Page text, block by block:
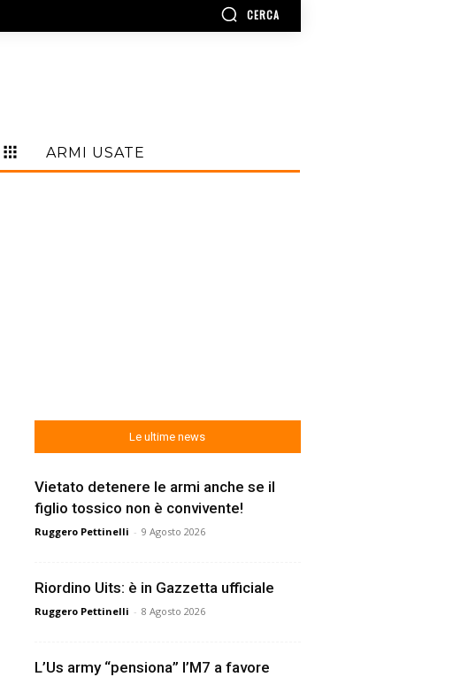
CERCA
ARMI USATE
Le ultime news
Vietato detenere le armi anche se il
figlio tossico non è convivente!
Ruggero Pettinelli - 9 Agosto 2026
Riordino Uits: è in Gazzetta ufficiale
Ruggero Pettinelli - 8 Agosto 2026
L’Us army “pensiona” l’M7 a favore